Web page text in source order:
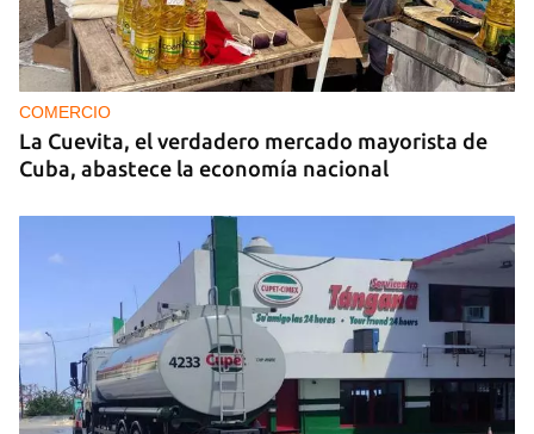
MIAMI
La hija de un diplomático castrista expulsado de
EE UU en 2003 está bajo custodia del ICE
COMERCIO
La Cuevita, el verdadero mercado mayorista de
Cuba, abastece la economía nacional